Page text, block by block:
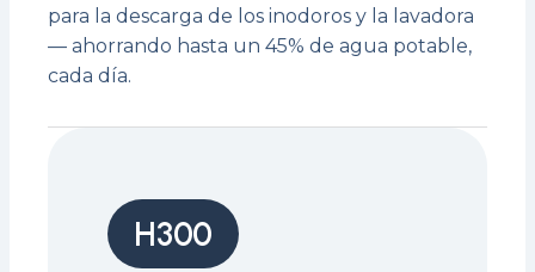
para la descarga de los inodoros y la lavadora
— ahorrando hasta un 45% de agua potable,
cada día.
H300